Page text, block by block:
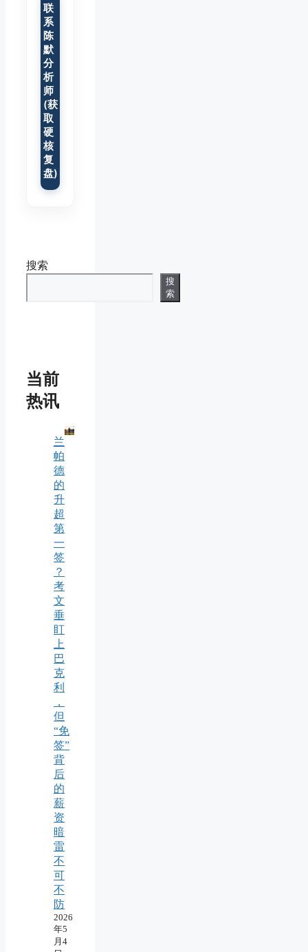
联
系
陈
默
分
析
师
(获
取
硬
核
复
盘)
搜索
搜
索
当前
热讯
兰
帕
德
的
升
超
第
一
签
？
考
文
垂
盯
上
巴
克
利
，
但
“免
签”
背
后
的
薪
资
暗
雷
不
可
不
防
2026
年5
月4